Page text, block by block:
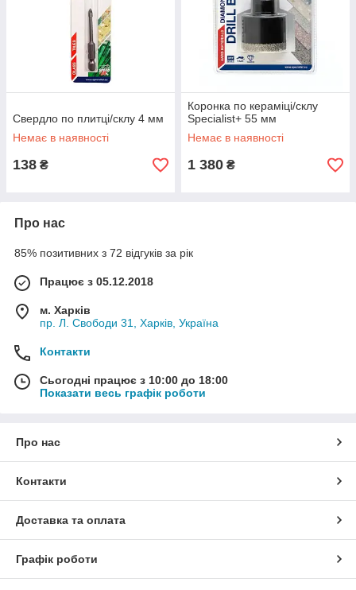
Свердло по плитці/склу 4 мм
Немає в наявності
138 ₴
Коронка по кераміці/склу
Specialist+ 55 мм
Немає в наявності
1 380 ₴
Про нас
85% позитивних з 72 відгуків за рік
Працює з 05.12.2018
м. Харків
пр. Л. Свободи 31, Харків, Україна
Контакти
Сьогодні працює з 10:00 до 18:00
Показати весь графік роботи
Про нас
Контакти
Доставка та оплата
Графік роботи